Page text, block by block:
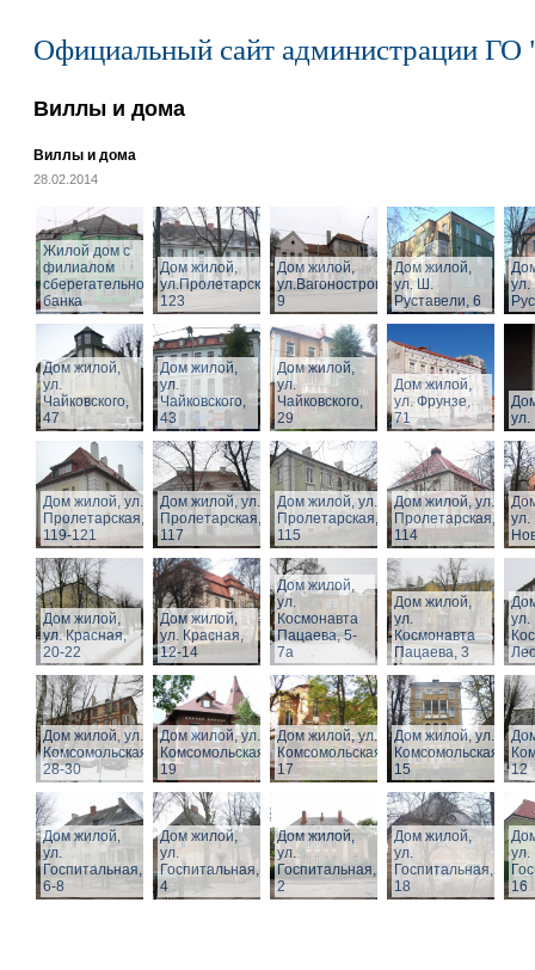
Официальный сайт администрации ГО
Виллы и дома
Виллы и дома
28.02.2014
Жилой дом с
филиалом
сберегательного
банка
Дом жилой,
ул.Пролетарская,
123
Дом жилой,
ул.Вагоностроительная,
9
Дом жилой,
ул. Ш.
Руставели, 6
Дом жилой,
ул.
Чайковского,
47
Дом жилой,
ул.
Чайковского,
43
Дом жилой,
ул.
Чайковского,
29
Дом жилой,
ул. Фрунзе,
71
ул.
Дом жилой, ул.
Пролетарская,
119-121
Дом жилой, ул.
Пролетарская,
117
Дом жилой, ул.
Пролетарская,
115
Дом жилой, ул.
Пролетарская,
114
Дом жилой,
ул. Красная,
20-22
Дом жилой,
ул. Красная,
12-14
Дом жилой,
ул.
Космонавта
Пацаева, 5-
7а
Дом жилой,
ул.
Космонавта
Пацаева, 3
ул.
Дом жилой, ул.
Комсомольская,
28-30
Дом жилой, ул.
Комсомольская,
19
Дом жилой, ул.
Комсомольская,
17
Дом жилой, ул.
Комсомольская,
15
12
Дом жилой,
ул.
Госпитальная,
6-8
Дом жилой,
ул.
Госпитальная,
4
Дом жилой,
ул.
Госпитальная,
2
Дом жилой,
ул.
Госпитальная,
18
ул.
16